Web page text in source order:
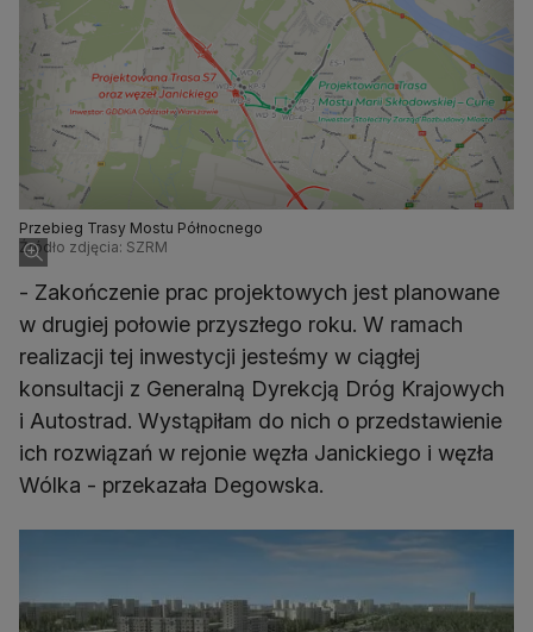
Przebieg Trasy Mostu Północnego
Źródło zdjęcia: SZRM
- Zakończenie prac projektowych jest planowane
w drugiej połowie przyszłego roku. W ramach
realizacji tej inwestycji jesteśmy w ciągłej
konsultacji z Generalną Dyrekcją Dróg Krajowych
i Autostrad. Wystąpiłam do nich o przedstawienie
ich rozwiązań w rejonie węzła Janickiego i węzła
Wólka - przekazała Degowska.